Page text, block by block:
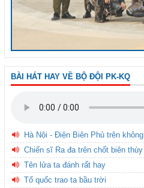
BÀI HÁT HAY VỀ BỘ ĐỘI PK-KQ
Hà Nội - Điện Biên Phủ trên không
Chiến sĩ Ra đa trên chốt biên thùy
Tên lửa ta đánh rất hay
Tổ quốc trao ta bầu trời